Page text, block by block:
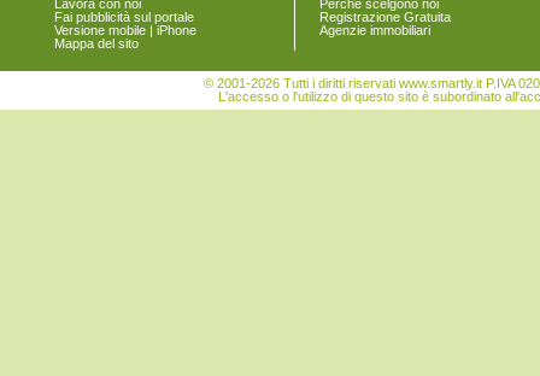
Lavora con noi
Fai pubblicità sul portale
Versione mobile | iPhone
Mappa del sito
Perchè scelgono noi
Registrazione Gratuita
Agenzie immobiliari
© 2001-2026 Tutti i diritti riservati www.smartly.it P.IVA
L'accesso o l'utilizzo di questo sito è subordinato